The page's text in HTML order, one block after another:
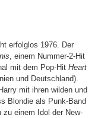
erfolglos 1976. Der
, einem Nummer-2-Hit
mit dem Pop-Hit Heart
und Deutschland).
mit ihren wilden und
Blondie als Punk-Band
zu einem Idol der New-